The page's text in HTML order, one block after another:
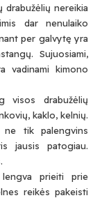
drabužėlių nereikia
dar nenulaiko
per galvytę yra
Sujuosiami,
vadinami kimono
visos drabužėlių
kaklo, kelnių.
ne tik palengvins
jausis patogiau.
lengva prieiti prie
reikės pakeisti